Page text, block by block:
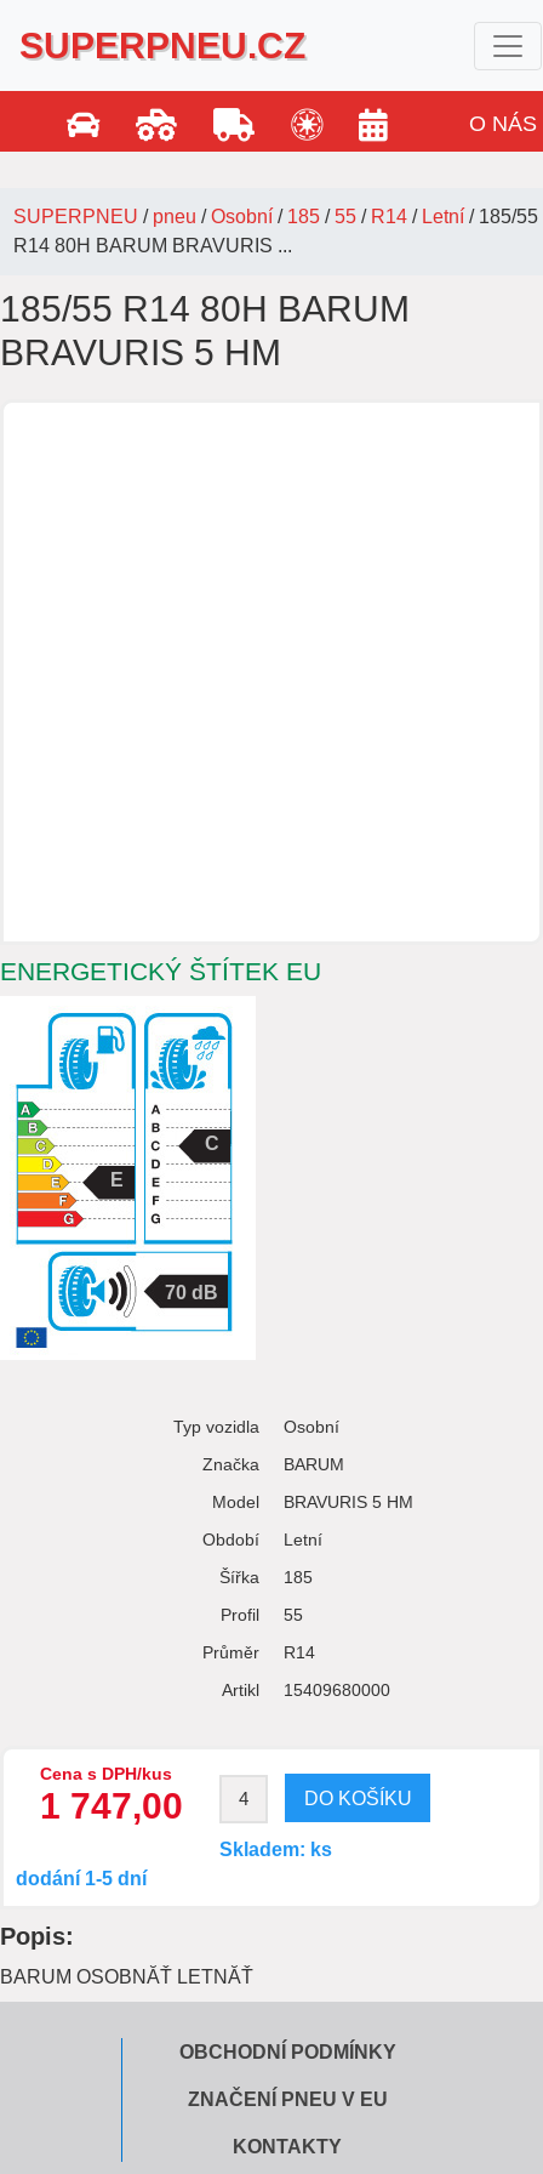
SUPERPNEU.CZ
O NÁS
SUPERPNEU / pneu /Osobní / 185 /55 / R14 / Letní / 185/55
R14 80H BARUM BRAVURIS ...
185/55 R14 80H BARUM
BRAVURIS 5 HM
ENERGETICKÝ ŠTÍTEK EU
E
C
70
Typ vozidla
Osobní
Značka
BARUM
Model
BRAVURIS 5 HM
Období
Letní
Šířka
185
Profil
55
Průměr
R14
Artikl
15409680000
Cena s DPH/kus
1 747,00
Skladem: ks
dodání 1-5 dní
Popis:
BARUM OSOBNĂŤ LETNĂŤ
OBCHODNÍ PODMÍNKY
ZNAČENÍ PNEU V EU
KONTAKTY